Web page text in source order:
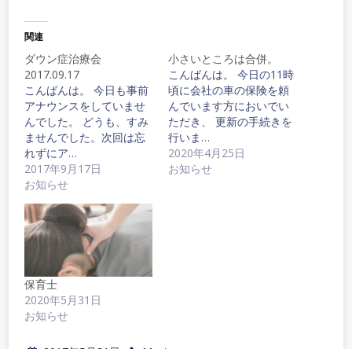
関連
ダウン症治療会
2017.09.17
こんばんは。 今日も事前
アナウンスをしていませ
んでした。 どうも、すみ
ませんでした。次回は忘
れずにア…
2017年9月17日
お知らせ
小さいところは合併。
こんばんは。 今日の11時
頃に会社の車の保険を頼
んでいます方においでい
ただき、 更新の手続きを
行いま…
2020年4月25日
お知らせ
保育士
2020年5月31日
お知らせ